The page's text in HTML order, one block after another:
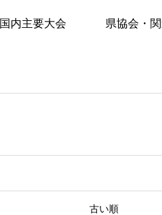
国内主要大会 県協会・
古い順